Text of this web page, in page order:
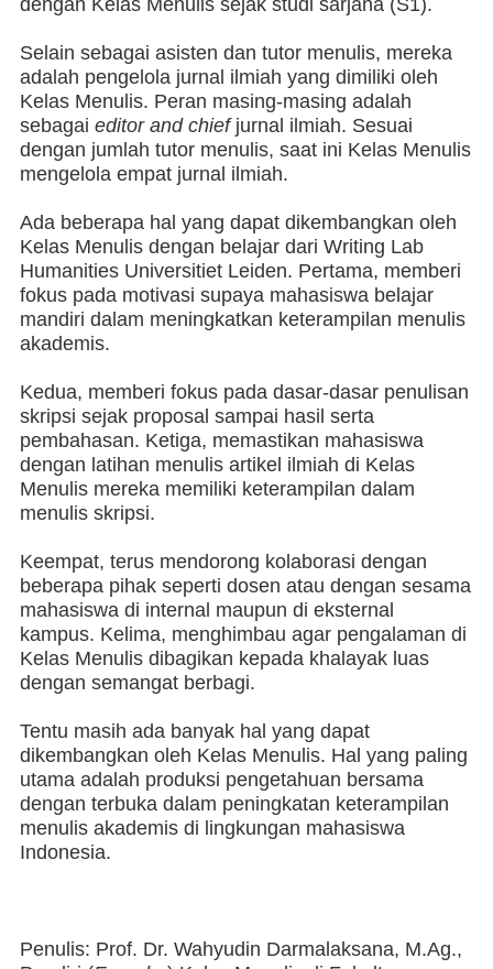
dengan Kelas Menulis sejak studi sarjana (S1).
Selain sebagai asisten dan tutor menulis, mereka
adalah pengelola jurnal ilmiah yang dimiliki oleh
Kelas Menulis. Peran masing-masing adalah
sebagai editor and chiefjurnal ilmiah. Sesuai
dengan jumlah tutor menulis, saat ini Kelas Menulis
mengelola empat jurnal ilmiah.
Ada beberapa hal yang dapat dikembangkan oleh
Kelas Menulis dengan belajar dari Writing Lab
Humanities Universitiet Leiden. Pertama, memberi
fokus pada motivasi supaya mahasiswa belajar
mandiri dalam meningkatkan keterampilan menulis
akademis.
Kedua, memberi fokus pada dasar-dasar penulisan
skripsi sejak proposal sampai hasil serta
pembahasan. Ketiga, memastikan mahasiswa
dengan latihan menulis artikel ilmiah di Kelas
Menulis mereka memiliki keterampilan dalam
menulis skripsi.
Keempat, terus mendorong kolaborasi dengan
beberapa pihak seperti dosen atau dengan sesama
mahasiswa di internal maupun di eksternal
kampus. Kelima, menghimbau agar pengalaman di
Kelas Menulis dibagikan kepada khalayak luas
dengan semangat berbagi.
Tentu masih ada banyak hal yang dapat
dikembangkan oleh Kelas Menulis. Hal yang paling
utama adalah produksi pengetahuan bersama
dengan terbuka dalam peningkatan keterampilan
menulis akademis di lingkungan mahasiswa
Indonesia.
Penulis: Prof. Dr. Wahyudin Darmalaksana, M.Ag.,